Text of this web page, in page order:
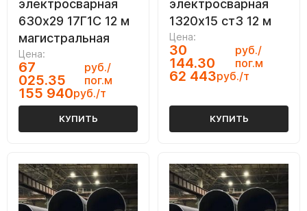
электросварная
630х29 17Г1С 12 м
магистральная
Цена:
67
025.35
руб./
пог.м
155 940руб./т
КУПИТЬ
электросварная
1320х15 ст3 12 м
Цена:
30
144.30
руб./
пог.м
62 443руб./т
КУПИТЬ